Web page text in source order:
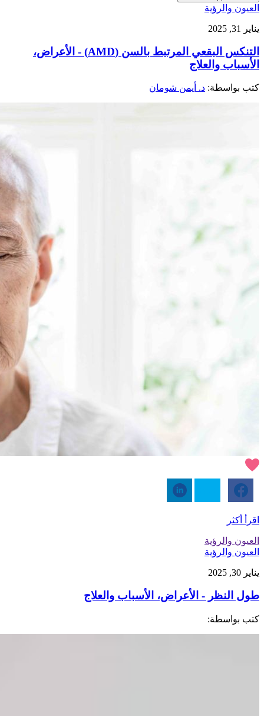
العيون والرؤية
يناير 31, 2025
التنكس البقعي المرتبط بالسن (AMD) - الأعراض،
الأسباب والعلاج
كتب بواسطة: د. أيمن شومان
اقرأ أكثر
العيون والرؤية
العيون والرؤية
يناير 30, 2025
طول النظر - الأعراض، الأسباب والعلاج
كتب بواسطة: